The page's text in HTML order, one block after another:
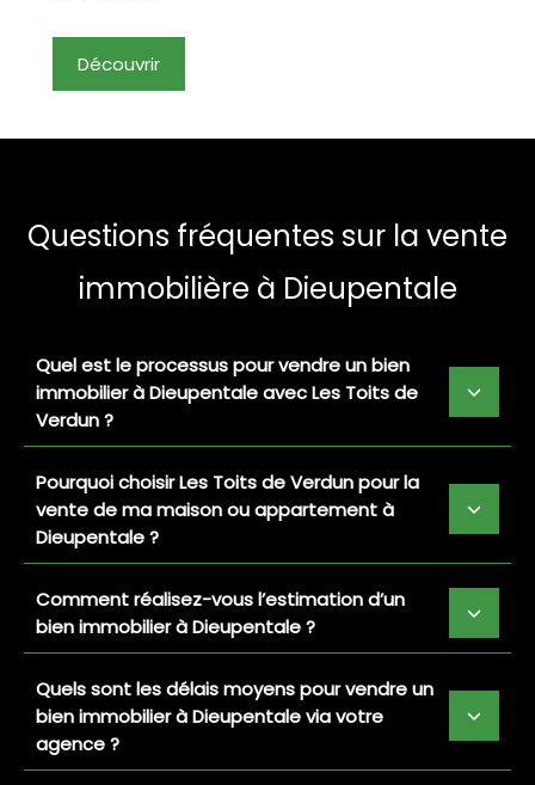
Découvrir
Questions fréquentes sur la vente
immobilière à Dieupentale
Quel est le processus pour vendre un bien
immobilier à Dieupentale avec Les Toits de
Verdun ?
Pourquoi choisir Les Toits de Verdun pour la
vente de ma maison ou appartement à
Dieupentale ?
Comment réalisez-vous l’estimation d’un
bien immobilier à Dieupentale ?
Quels sont les délais moyens pour vendre un
bien immobilier à Dieupentale via votre
agence ?